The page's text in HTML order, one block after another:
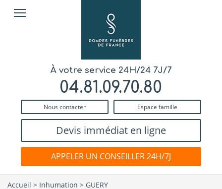
À votre service 24H/24 7J/7
04.81.09.70.80
Nous contacter Espace famille
Devis immédiat en ligne
APPELER UN CONSEILLER 24H/7J
Accueil > Inhumation > GUERY